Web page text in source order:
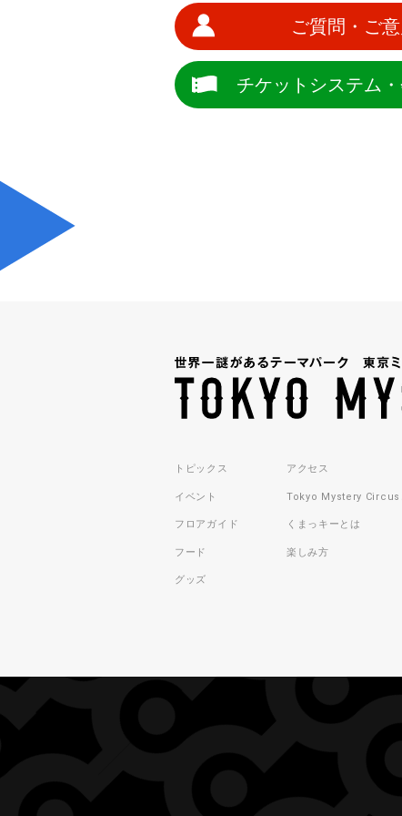
ご質問・ご
チケットシステム
トピックス
イベント
フロアガイド
フード
グッズ
アクセス
Tokyo Mystery Circus
くまっキーとは
楽しみ方